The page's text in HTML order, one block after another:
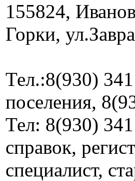
155824,
Горки,
Тел.:8(930) 341
поселения,
Тел: 8(930)
справок,
специалист,